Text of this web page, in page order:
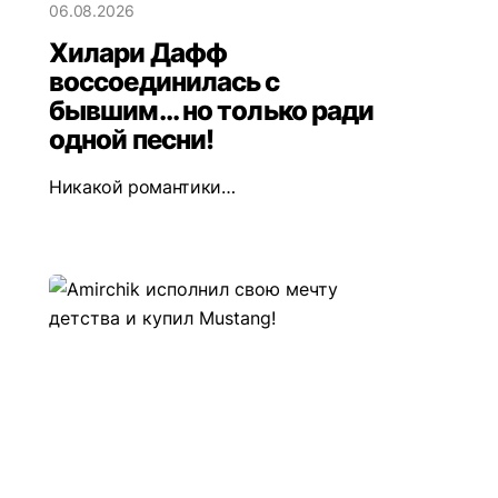
06.08.2026
Хилари Дафф
воссоединилась с
бывшим... но только ради
одной песни!
Никакой романтики…